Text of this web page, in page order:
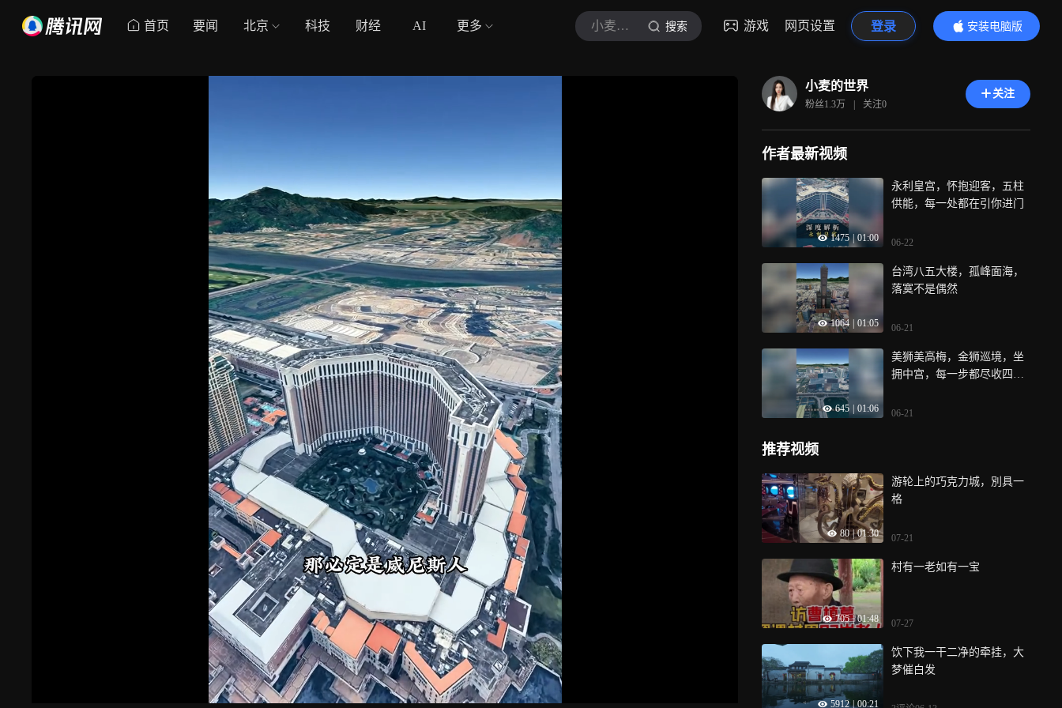
首页 要闻 北京 科技 财经 AI 更多 小麦的世界 搜索 游戏 网页设置 登录
安装电脑版
内容更精彩
小麦的世界
粉丝1.3万 | 关注0
关注
作者最新视频
1475 | 01:00
永利皇宫，怀抱迎客，五柱
供能，每一处都在引你进门
06-22
1064 01:05
台湾八五大楼，孤峰面海，
落寞不是偶然
06-21
645 01:06
美狮美高梅，金狮巡境，坐
拥中宫，每一步都尽收四方
06-21
推荐视频
80 | 01:30
游轮上的巧克力城，別具一
格
07-21
705 | 01:48
村有一老如有一宝
07-27
5912 | 00:21
饮下我一干二净的牵挂，大
梦催白发